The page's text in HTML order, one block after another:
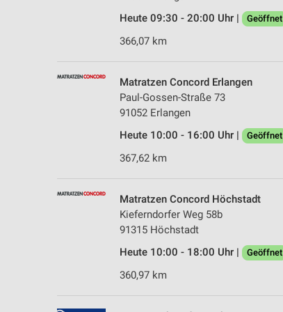
Heute 09:30 - 20:00 Uhr |
Geöffnet
366,07 km
Matratzen Concord Erlangen
Paul-Gossen-Straße 73
91052 Erlangen
Heute 10:00 - 16:00 Uhr |
Geöffnet
367,62 km
Matratzen Concord Höchstadt
Kieferndorfer Weg 58b
91315 Höchstadt
Heute 10:00 - 18:00 Uhr |
Geöffnet
360,97 km